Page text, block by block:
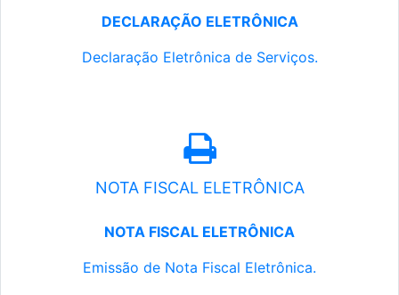
DECLARAÇÃO ELETRÔNICA
Declaração Eletrônica de Serviços.
NOTA FISCAL ELETRÔNICA
NOTA FISCAL ELETRÔNICA
Emissão de Nota Fiscal Eletrônica.